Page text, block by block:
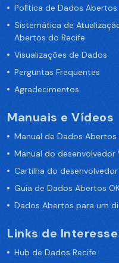
Política de Dados
Sistemática de
Abertos do Recife
Visualizações de Dados
Perguntas Frequentes
Agradecimentos
Manuais e Vídeos
Manual de Dados Abertos
Manual do desenvolvedor
Cartilha do
Guia de Dados Abertos
Dados Abertos para um
Links de Interesse
Hub de Dados Recife